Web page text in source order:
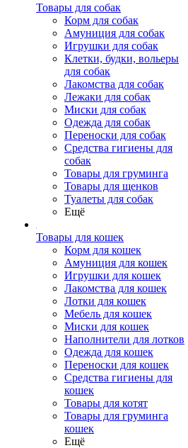
Товары для собак
Корм для собак
Амуниция для собак
Игрушки для собак
Клетки, будки, вольеры
для собак
Лакомства для собак
Лежаки для собак
Миски для собак
Одежда для собак
Переноски для собак
Средства гигиены для
собак
Товары для груминга
Товары для щенков
Туалеты для собак
Ещё
Товары для кошек
Корм для кошек
Амуниция для кошек
Игрушки для кошек
Лакомства для кошек
Лотки для кошек
Мебель для кошек
Миски для кошек
Наполнители для лотков
Одежда для кошек
Переноски для кошек
Средства гигиены для
кошек
Товары для котят
Товары для груминга
кошек
Ещё